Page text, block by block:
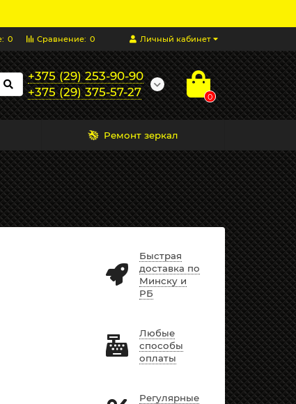
Личный кабинет
Сравнение: 0
0
+375 (29) 253-90-90
+375 (29) 375-57-27
0
Ремонт зеркал
Быстрая
доставка по
Минску и
РБ
Любые
способы
оплаты
Регулярные